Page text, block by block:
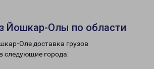
Йошкар-Олы по области
Оле доставка грузов
следующие города: